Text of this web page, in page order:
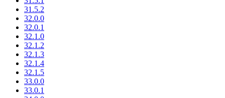
31.5.2
32.0.0
32.0.1
32.1.0
32.1.2
32.1.3
32.1.4
32.1.5
33.0.0
33.0.1